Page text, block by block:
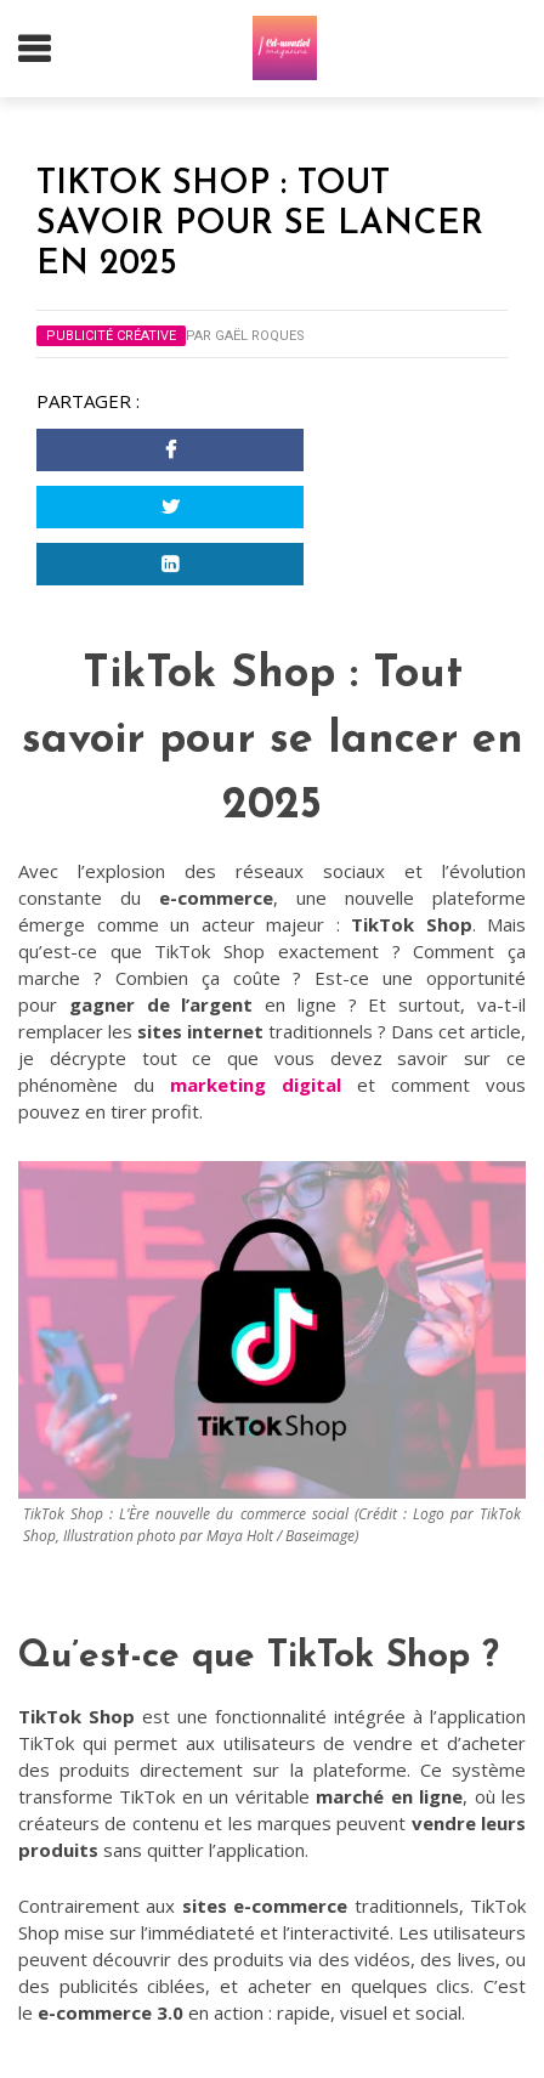
TIKTOK SHOP : TOUT
SAVOIR POUR SE LANCER
EN 2025
PUBLICITÉ CRÉATIVE PAR GAËL ROQUES
PARTAGER :
TikTok Shop : Tout
savoir pour se lancer en
2025
Avec l’explosion des réseaux sociaux et l’évolution
constante du e-commerce, une nouvelle plateforme
émerge comme un acteur majeur : TikTok Shop. Mais
qu’est-ce que TikTok Shop exactement ? Comment ça
marche ? Combien ça coûte ? Est-ce une opportunité
pour gagner de l’argent en ligne ? Et surtout, va-t-il
remplacer les sites internet traditionnels ? Dans cet article,
je décrypte tout ce que vous devez savoir sur ce
phénomène du marketing digital et comment vous
pouvez en tirer profit.
TikTok Shop : L’Ère nouvelle du commerce social (Crédit : Logo par TikTok
Shop, Illustration photo par Maya Holt / Baseimage)
Qu’est-ce que TikTok Shop ?
TikTok Shop est une fonctionnalité intégrée à l’application
TikTok qui permet aux utilisateurs de vendre et d’acheter
des produits directement sur la plateforme. Ce système
transforme TikTok en un véritable marché en ligne, où les
créateurs de contenu et les marques peuvent vendre leurs
produits sans quitter l’application.
Contrairement aux sites e-commerce traditionnels, TikTok
Shop mise sur l’immédiateté et l’interactivité. Les utilisateurs
peuvent découvrir des produits via des vidéos, des lives, ou
des publicités ciblées, et acheter en quelques clics. C’est
le e-commerce 3.0 en action : rapide, visuel et social.